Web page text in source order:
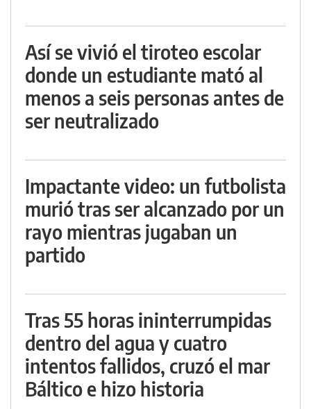
Así se vivió el tiroteo escolar
donde un estudiante mató al
menos a seis personas antes de
ser neutralizado
Impactante video: un futbolista
murió tras ser alcanzado por un
rayo mientras jugaban un
partido
Tras 55 horas ininterrumpidas
dentro del agua y cuatro
intentos fallidos, cruzó el mar
Báltico e hizo historia